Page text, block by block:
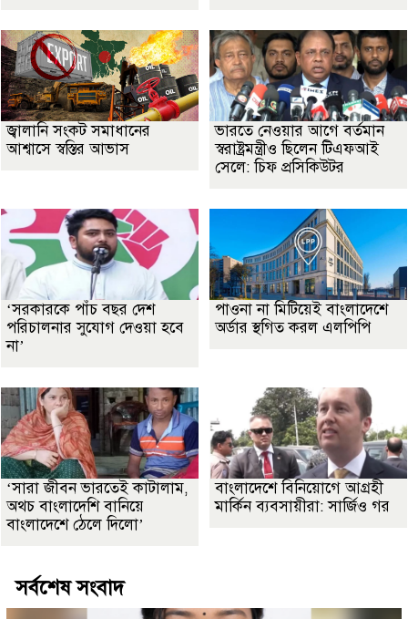
জ্বালানি সংকট সমাধানের
আশ্বাসে স্বস্তির আভাস
ভারতে নেওয়ার আগে বর্তমান
স্বরাষ্ট্রমন্ত্রীও ছিলেন টিএফআই
সেলে: চিফ প্রসিকিউটর
‘সরকারকে পাঁচ বছর দেশ
পরিচালনার সুযোগ দেওয়া হবে
না’
পাওনা না মিটিয়েই বাংলাদেশে
অর্ডার স্থগিত করল এলপিপি
‘সারা জীবন ভারতেই কাটালাম,
অথচ বাংলাদেশি বানিয়ে
বাংলাদেশে ঠেলে দিলো’
বাংলাদেশে বিনিয়োগে আগ্রহী
মার্কিন ব্যবসায়ীরা: সার্জিও গর
সর্বশেষ সংবাদ